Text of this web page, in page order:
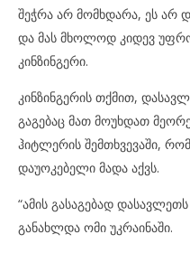
შეჭრა არ მომხდარა, ეს არ
და მას მხოლოდ კიდევ უფრო
კინზინგერი.
კინზინგერის თქმით,
გაგებაც მათ მოუხდათ
ჰიტლერის შემთხვევაში,
დაუოკებელი მადა აქვს.
“ამის გასაგებად
განახლდა ომი უკრაინაში.